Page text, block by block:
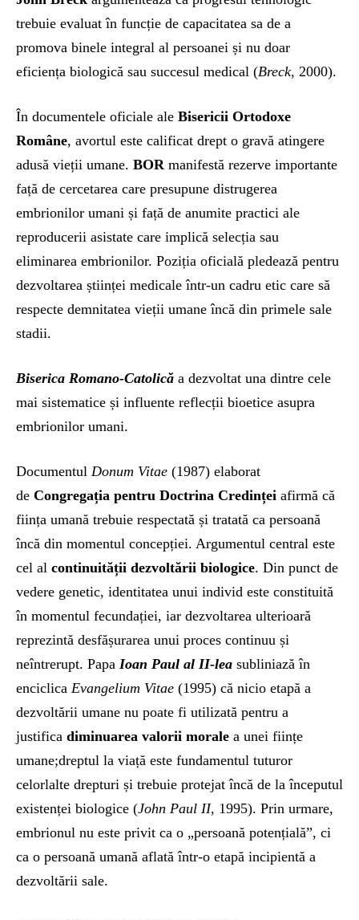
trebuie evaluat în funcție de capacitatea sa de a
promova binele integral al persoanei și nu doar
eficiența biologică sau succesul medical (Breck, 2000).
În documentele oficiale ale Bisericii Ortodoxe
Române, avortul este calificat drept o gravă atingere
adusă vieții umane. BORmanifestă rezerve importante
față de cercetarea care presupune distrugerea
embrionilor umani și față de anumite practici ale
reproducerii asistate care implică selecția sau
eliminarea embrionilor. Poziția oficială pledează pentru
dezvoltarea științei medicale într-un cadru etic care să
respecte demnitatea vieții umane încă din primele sale
stadii.
Biserica Romano-Catolică a dezvoltat una dintre cele
mai sistematice și influente reflecții bioetice asupra
embrionilor umani.
Documentul Donum Vitae (1987) elaborat
de Congregația pentru Doctrina Credinței afirmă că
ființa umană trebuie respectată și tratată ca persoană
încă din momentul concepției. Argumentul central este
cel al continuității dezvoltării biologice. Din punct de
vedere genetic, identitatea unui individ este constituită
în momentul fecundației, iar dezvoltarea ulterioară
reprezintă desfășurarea unui proces continuu și
neîntrerupt. Papa Ioan Paul al II-lea subliniază în
enciclica Evangelium Vitae (1995) că nicio etapă a
dezvoltării umane nu poate fi utilizată pentru a
justifica diminuarea valorii morale a unei ființe
umane;dreptul la viață este fundamentul tuturor
celorlalte drepturi și trebuie protejat încă de la începutul
existenței biologice (John Paul II, 1995). Prin urmare,
embrionul nu este privit ca o „persoană potențială”, ci
ca o persoană umană aflată într-o etapă incipientă a
dezvoltării sale.